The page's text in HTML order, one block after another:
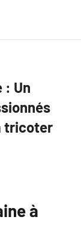
: Un
tricoter
à